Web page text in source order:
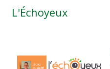
L'Échoyeux